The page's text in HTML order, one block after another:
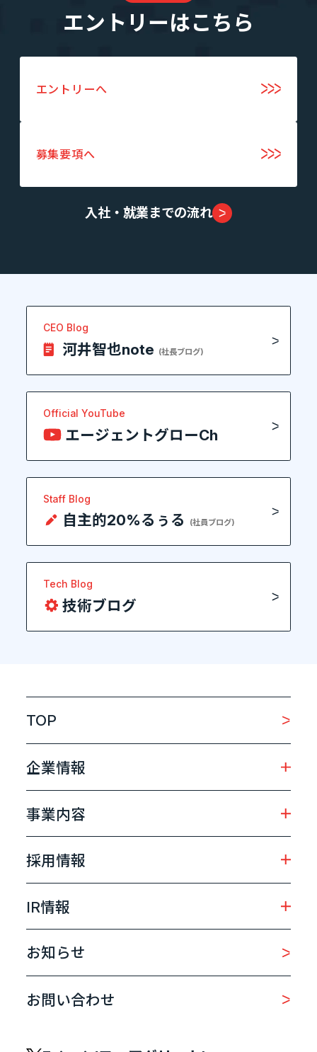
エントリーはこちら
エントリーへ
募集要項へ
入社・就業までの流れ
CEO Blog
河井智也note (社長ブログ)
Official YouTube
エージェントグローCh
Staff Blog
自主的20%るぅる (社員ブログ)
Tech Blog
技術ブログ
TOP
企業情報
事業内容
採用情報
IR情報
お知らせ
お問い合わせ